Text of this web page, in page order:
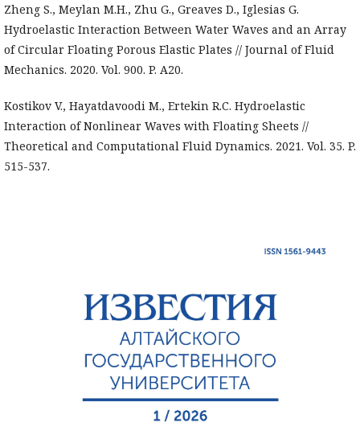
Zheng S., Meylan M.H., Zhu G., Greaves D., Iglesias G.
Hydroelastic Interaction Between Water Waves and an Array
of Circular Floating Porous Elastic Plates // Journal of Fluid
Mechanics. 2020. Vol. 900. P. A20.
Kostikov V., Hayatdavoodi M., Ertekin R.C. Hydroelastic
Interaction of Nonlinear Waves with Floating Sheets //
Theoretical and Computational Fluid Dynamics. 2021. Vol. 35. P.
515-537.